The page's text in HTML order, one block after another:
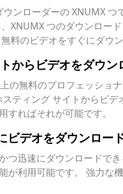
ンローダーの XNUMX
XNUMX つのダウンロー
料のビデオをすぐにダウン
からビデオをダウン
の無料のプロフェッショ
ティング サイトからビ
すればそれが可能です。
ビデオをダウンロー
つ迅速にダウンロードで
が利用可能です。 強力な